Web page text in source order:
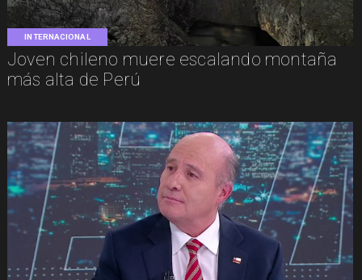
INTERNACIONAL
Joven chileno muere escalando montaña
más alta de Perú